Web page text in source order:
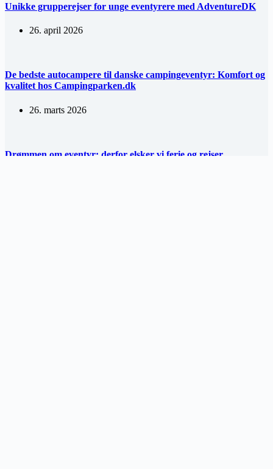
Unikke grupperejser for unge eventyrere med AdventureDK
26. april 2026
De bedste autocampere til danske campingeventyr: Komfort og
kvalitet hos Campingparken.dk
26. marts 2026
Drømmen om eventyr: derfor elsker vi ferie og rejser